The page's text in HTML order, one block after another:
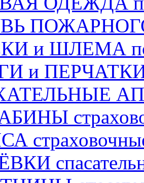
и ШЛЕМА
и ПЕРЧАТКИ